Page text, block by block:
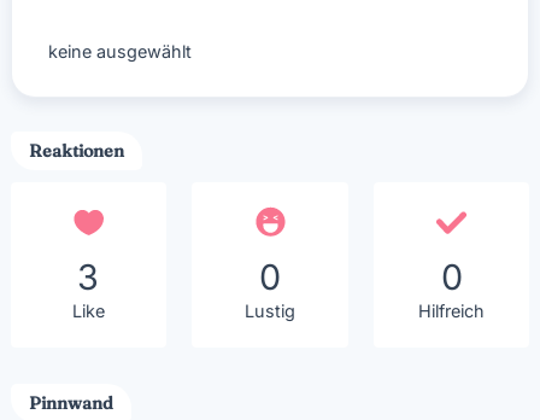
keine ausgewählt
Reaktionen
3
Like
0
Lustig
0
Hilfreich
Pinnwand